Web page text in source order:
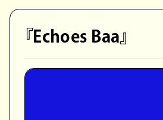
『Echoes Baa』